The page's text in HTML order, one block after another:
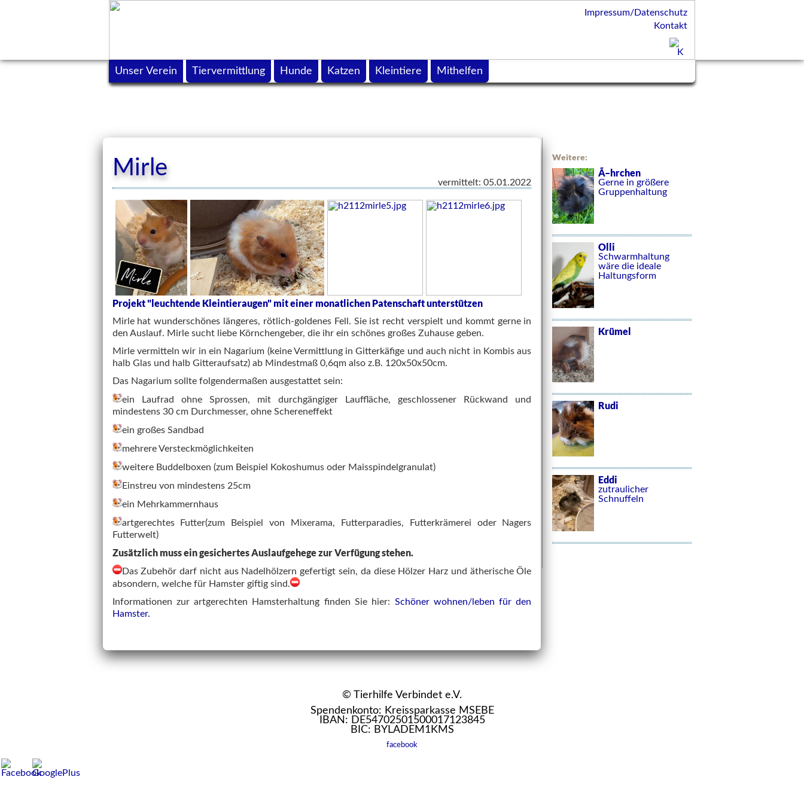
Weitere:
Ã–hrchen
Gerne in größere
Gruppenhaltung
Olli
Schwarmhaltung
wäre die ideale
Haltungsform
Krümel
Rudi
Eddi
zutraulicher
Schnuffeln
Mirle
vermittelt: 05.01.2022
Projekt "leuchtende Kleintieraugen" mit einer monatlichen Patenschaft unterstützen
Mirle hat wunderschönes längeres, rötlich-goldenes Fell. Sie ist recht verspielt und kommt gerne in
den Auslauf. Mirle sucht liebe Körnchengeber, die ihr ein schönes großes Zuhause geben.
Mirle vermitteln wir in ein Nagarium (keine Vermittlung in Gitterkäfige und auch nicht in Kombis aus
halb Glas und halb Gitteraufsatz) ab Mindestmaß 0,6qm also z.B. 120x50x50cm.
Das Nagarium sollte folgendermaßen ausgestattet sein:
ein Laufrad ohne Sprossen, mit durchgängiger Lauffläche, geschlossener Rückwand und
mindestens 30 cm Durchmesser, ohne Schereneffekt
ein großes Sandbad
mehrere Versteckmöglichkeiten
weitere Buddelboxen (zum Beispiel Kokoshumus oder Maisspindelgranulat)
Einstreu von mindestens 25cm
ein Mehrkammernhaus
artgerechtes Futter(zum Beispiel von Mixerama, Futterparadies, Futterkrämerei oder Nagers
Futterwelt)
Zusätzlich muss ein gesichertes Auslaufgehege zur Verfügung stehen.
Das Zubehör darf nicht aus Nadelhölzern gefertigt sein, da diese Hölzer Harz und ätherische Öle
absondern, welche für Hamster giftig sind.
Informationen zur artgerechten Hamsterhaltung finden Sie hier: Schöner wohnen/leben für den
Hamster.
© Tierhilfe Verbindet e.V.
Spendenkonto: Kreissparkasse MSEBE
IBAN: DE54702501500017123845
BIC: BYLADEM1KMS
facebook
Impressum/Datenschutz
Kontakt
Unser Verein Tiervermittlung Hunde Katzen Kleintiere Mithelfen